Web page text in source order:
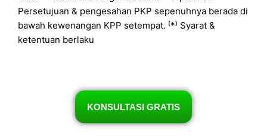
Persetujuan & pengesahan PKP sepenuhnya berada di
bawah kewenangan KPP setempat. ⁽*⁾ Syarat &
ketentuan berlaku
KONSULTASI GRATIS